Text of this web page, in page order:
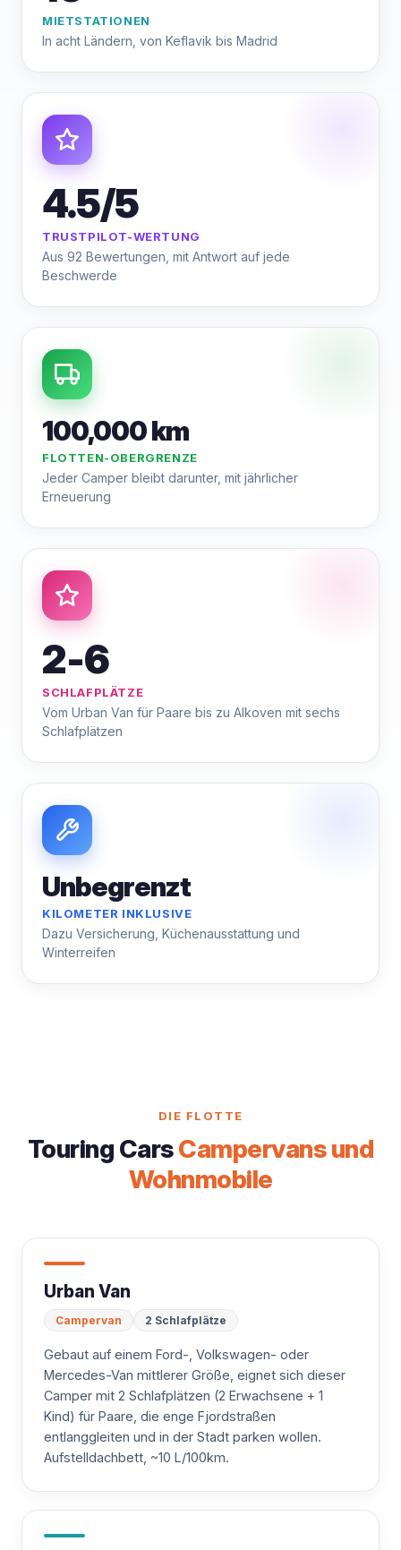
MIETSTATIONEN
In acht Ländern, von Keflavik bis Madrid
4.5/5
TRUSTPILOT-WERTUNG
Aus 92 Bewertungen, mit Antwort auf jede
Beschwerde
100,000 km
FLOTTEN-OBERGRENZE
Jeder Camper bleibt darunter, mit jährlicher
Erneuerung
2-6
SCHLAFPLÄTZE
Vom Urban Van für Paare bis zu Alkoven mit sechs
Schlafplätzen
Unbegrenzt
KILOMETER INKLUSIVE
Dazu Versicherung, Küchenausstattung und
Winterreifen
DIE FLOTTE
Touring CarsCampervans und
Wohnmobile
Urban Van
Campervan 2 Schlafplätze
Gebaut auf einem Ford-, Volkswagen- oder
Mercedes-Van mittlerer Größe, eignet sich dieser
Camper mit 2 Schlafplätzen (2 Erwachsene + 1
Kind) für Paare, die enge Fjordstraßen
entlanggleiten und in der Stadt parken wollen.
Aufstelldachbett, ~10 L/100km.